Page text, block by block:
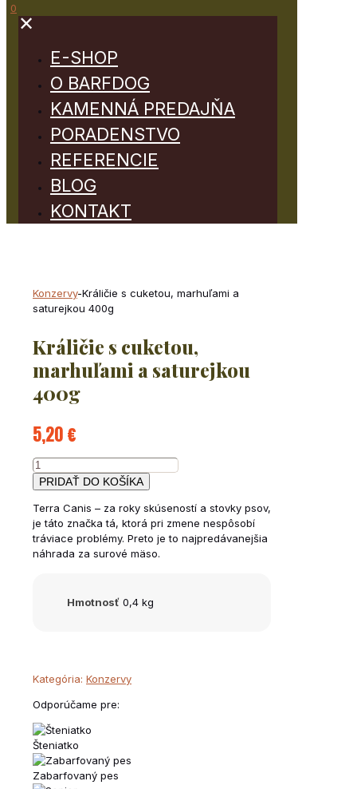
0
✕
E-SHOP
O BARFDOG
KAMENNÁ PREDAJŇA
PORADENSTVO
REFERENCIE
BLOG
KONTAKT
Konzervy-Králičie s cuketou, marhuľami a
saturejkou 400g
Králičie s cuketou,
marhuľami a saturejkou
400g
5,20€
množstvo
Králičie
s
cuketou,
marhuľami
a
saturejkou
PRIDAŤ DO KOŠÍKA
Terra Canis – za roky skúseností a stovky psov,
je táto značka tá, ktorá pri zmene nespôsobí
tráviace problémy. Preto je to najpredávanejšia
náhrada za surové mäso.
Hmotnosť 0,4 kg
Kategória: Konzervy
Odporúčame pre:
Šteniatko
Zabarfovaný pes